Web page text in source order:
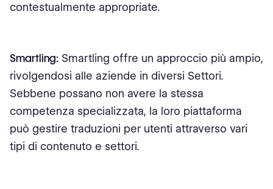
contestualmente appropriate.
Smartling: Smartling offre un approccio più ampio,
rivolgendosi alle aziende in diversi Settori.
Sebbene possano non avere la stessa
competenza specializzata, la loro piattaforma
può gestire traduzioni per utenti attraverso vari
tipi di contenuto e settori.